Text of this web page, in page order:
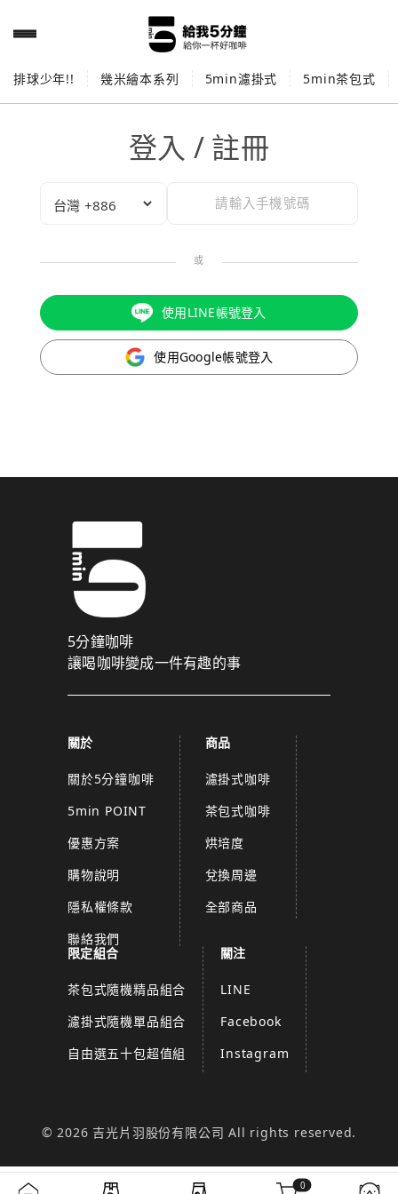
排球少年!! 幾米繪本系列 5min濾掛式 5min茶包式
登入 / 註冊
或
使用LINE帳號登入
使用Google帳號登入
5分鐘咖啡
讓喝咖啡變成一件有趣的事
關於
關於5分鐘咖啡
5min POINT
優惠方案
購物說明
隱私權條款
聯絡我們
商品
濾掛式咖啡
茶包式咖啡
烘培度
兌換周邊
全部商品
限定組合
茶包式隨機精品組合
濾掛式隨機單品組合
自由選五十包超值組
關注
LINE
Facebook
Instagram
© 2026 吉光片羽股份有限公司 All rights reserved.
0
取消
驗證碼已成功發送至您的手機門號！
為了維護您的權益，請於 10 分鐘內填寫認證碼。